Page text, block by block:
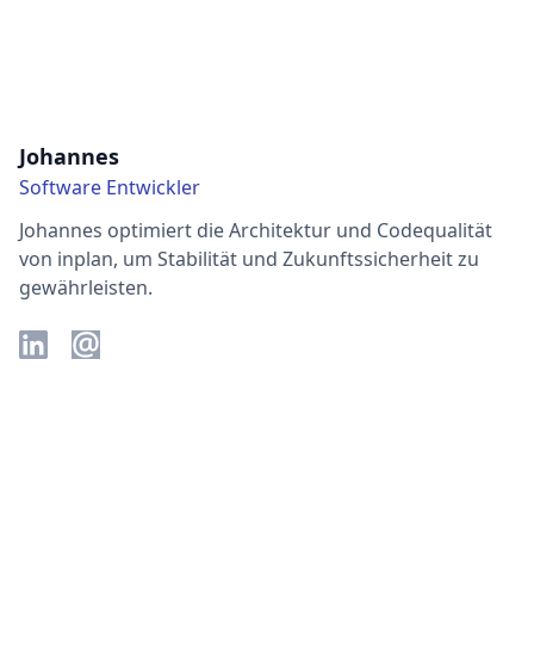
Johannes
Software Entwickler
Johannes optimiert die Architektur und Codequalität
von inplan, um Stabilität und Zukunftssicherheit zu
gewährleisten.